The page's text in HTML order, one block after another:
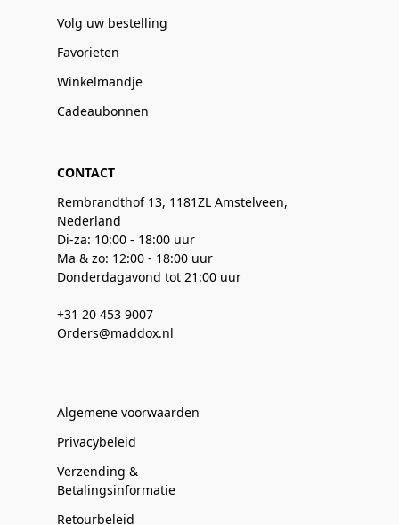
Volg uw bestelling
Favorieten
Winkelmandje
Cadeaubonnen
CONTACT
Rembrandthof 13, 1181ZL Amstelveen,
Nederland
Di-za: 10:00 - 18:00 uur
Ma & zo: 12:00 - 18:00 uur
Donderdagavond tot 21:00 uur
+31 20 453 9007
Orders@maddox.nl
Algemene voorwaarden
Privacybeleid
Verzending &
Betalingsinformatie
Retourbeleid